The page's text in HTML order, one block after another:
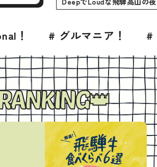
ニア！ # BLESS 2026年